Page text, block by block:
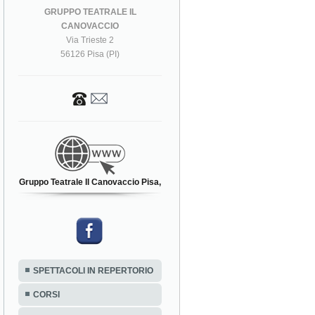
GRUPPO TEATRALE IL
CANOVACCIO
Via Trieste 2
56126 Pisa (PI)
Gruppo Teatrale Il Canovaccio Pisa,
SPETTACOLI IN REPERTORIO
CORSI